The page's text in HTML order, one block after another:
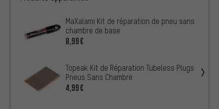
MaXalami Kit de réparation de pneu sans
chambre de base
8,99€
Topeak Kit de Réparation Tubeless Plugs
Pneus Sans Chambre
4,99€